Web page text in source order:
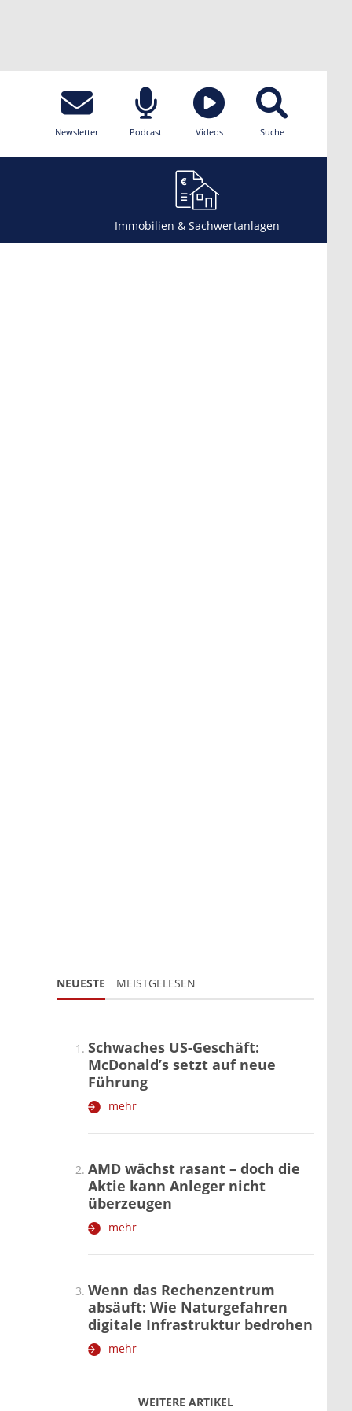
Newsletter Podcast Videos Suche
Immobilien & Sachwertanlagen
NEUESTE MEISTGELESEN
WEITERE ARTIKEL
zurückweiter
Schwaches US-Geschäft:
McDonald’s setzt auf neue
Führung
mehr
AMD wächst rasant – doch die
Aktie kann Anleger nicht
überzeugen
mehr
Wenn das Rechenzentrum
absäuft: Wie Naturgefahren
digitale Infrastruktur bedrohen
mehr